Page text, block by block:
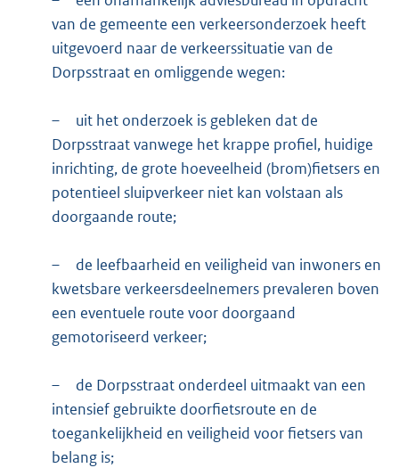
van de gemeente een verkeersonderzoek heeft
uitgevoerd naar de verkeerssituatie van de
Dorpsstraat en omliggende wegen:
–
uit het onderzoek is gebleken dat de
Dorpsstraat vanwege het krappe profiel, huidige
inrichting, de grote hoeveelheid (brom)fietsers en
potentieel sluipverkeer niet kan volstaan als
doorgaande route;
–
de leefbaarheid en veiligheid van inwoners en
kwetsbare verkeersdeelnemers prevaleren boven
een eventuele route voor doorgaand
gemotoriseerd verkeer;
–
de Dorpsstraat onderdeel uitmaakt van een
intensief gebruikte doorfietsroute en de
toegankelijkheid en veiligheid voor fietsers van
belang is;